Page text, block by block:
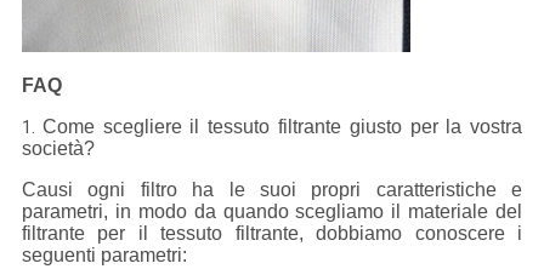
FAQ
1. Come scegliere il tessuto filtrante giusto per la vostra
società?
Causi ogni filtro ha le suoi propri caratteristiche e
parametri, in modo da quando scegliamo il materiale del
filtrante per il tessuto filtrante, dobbiamo conoscere i
seguenti parametri: